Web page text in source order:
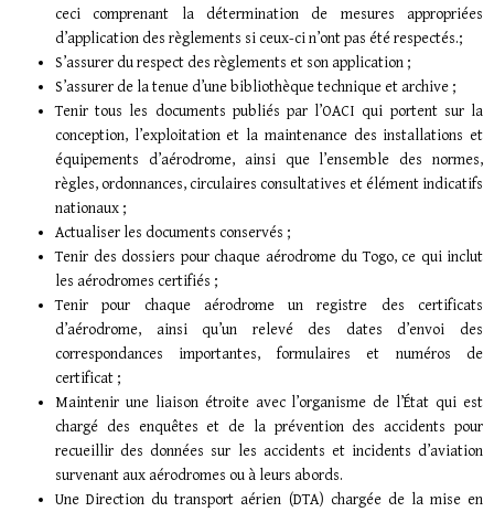
ceci comprenant la détermination de mesures appropriées
d’application des règlements si ceux-ci n’ont pas été respectés.;
S’assurer du respect des règlements et son application ;
S’assurer de la tenue d’une bibliothèque technique et archive ;
Tenir tous les documents publiés par l’OACI qui portent sur la
conception, l’exploitation et la maintenance des installations et
équipements d’aérodrome, ainsi que l’ensemble des normes,
règles, ordonnances, circulaires consultatives et élément indicatifs
nationaux ;
Actualiser les documents conservés ;
Tenir des dossiers pour chaque aérodrome du Togo, ce qui inclut
les aérodromes certifiés ;
Tenir pour chaque aérodrome un registre des certificats
d’aérodrome, ainsi qu’un relevé des dates d’envoi des
correspondances importantes, formulaires et numéros de
certificat ;
Maintenir une liaison étroite avec l’organisme de l’État qui est
chargé des enquêtes et de la prévention des accidents pour
recueillir des données sur les accidents et incidents d’aviation
survenant aux aérodromes ou à leurs abords.
Une Direction du transport aérien (DTA) chargée de la mise en